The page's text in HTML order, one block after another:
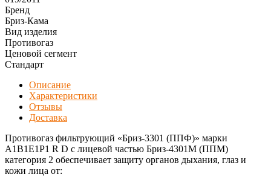
Бренд
Бриз-Кама
Вид изделия
Противогаз
Ценовой сегмент
Стандарт
Описание
Характеристики
Отзывы
Доставка
Противогаз фильтрующий «Бриз-3301 (ППФ)» марки
A1B1E1P1 R D с лицевой частью Бриз-4301М (ППМ)
категория 2 обеспечивает защиту органов дыхания, глаз и
кожи лица от: